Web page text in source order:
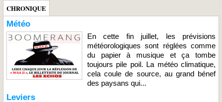
CHRONIQUE
Météo
En cette fin juillet, les prévisions
météorologiques sont réglées comme
du papier à musique et ça tombe
toujours pile poil. La météo climatique,
cela coule de source, au grand bénef
des paysans qui...
Leviers